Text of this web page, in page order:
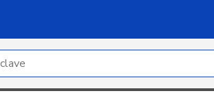
palabra clave